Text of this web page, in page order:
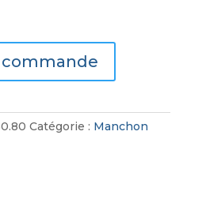
Catégorie : Manchon